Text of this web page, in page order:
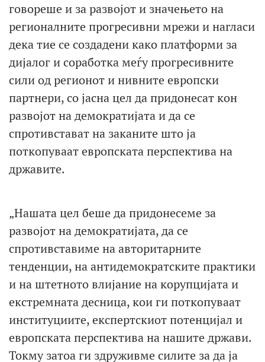
говореше и за развојот и значењето на
регионалните прогресивни мрежи и нагласи
дека тие се создадени како платформи за
дијалог и соработка меѓу прогресивните
сили од регионот и нивните европски
партнери, со јасна цел да придонесат кон
развојот на демократијата и да се
спротивстават на заканите што ја
поткопуваат европската перспектива на
државите.
„Нашата цел беше да придонесеме за
развојот на демократијата, да се
спротивставиме на авторитарните
тенденции, на антидемократските практики
и на штетното влијание на корупцијата и
екстремната десница, кои ги поткопуваат
институциите, експертскиот потенцијал и
европската перспектива на нашите држави.
Токму затоа ги здруживме силите за да ја